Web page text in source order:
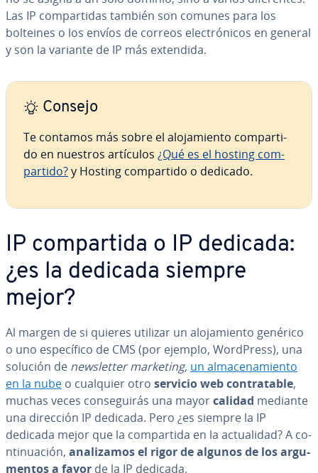
Las IP co­m­pa­r­ti­das también son comunes para los
bolteines o los envíos de correos ele­c­tró­ni­cos en general
y son la variante de IP más extendida.
Consejo
Te contamos más sobre el alo­ja­mie­n­to co­m­pa­r­ti­
do en nuestros artículos ¿Qué es el hosting co­m­
pa­r­ti­do?y Hosting co­m­pa­r­ti­do o dedicado.
IP co­m­pa­r­ti­da o IP dedicada:
¿es la dedicada siempre
mejor?
Al margen de si quieres utilizar un alo­ja­mie­n­to genérico
o uno es­pe­cí­fi­co de CMS (por ejemplo, WordPress), una
solución de ne­w­s­le­t­ter marketing, un al­ma­ce­na­mie­n­to
en la nube o cualquier otro servicio web co­n­tra­ta­ble,
muchas veces co­n­se­gui­rás una mayorcalidad mediante
una dirección IP dedicada. Pero ¿es siempre la IP
dedicada mejor que la co­m­pa­r­ti­da en la ac­tua­li­dad? A co­
n­ti­nua­ción, ana­li­za­mos el rigor de algunos de los ar­gu­
me­n­tos a favor de la IP dedicada.